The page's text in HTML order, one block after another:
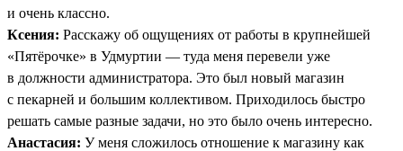
и очень классно.
Ксения: Расскажу об ощущениях от работы в крупнейшей
«Пятёрочке» в Удмуртии — туда меня перевели уже
в должности администратора. Это был новый магазин
с пекарней и большим коллективом. Приходилось быстро
решать самые разные задачи, но это было очень интересно.
Анастасия: У меня сложилось отношение к магазину как